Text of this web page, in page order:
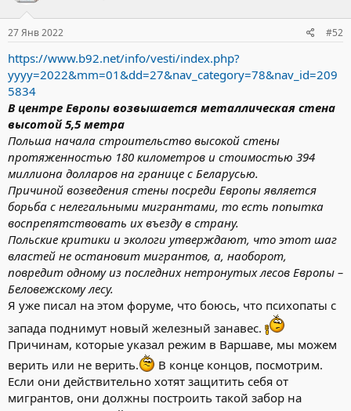
27 Янв 2022 #52
https://www.b92.net/info/vesti/index.php?
yyyy=2022&mm=01&dd=27&nav_category=78&nav_id=209
5834
В центре Европы возвышается металлическая стена
высотой 5,5 метра
Польша начала строительство высокой стены
протяженностью 180 километров и стоимостью 394
миллиона долларов на границе с Беларусью.
Причиной возведения стены посреди Европы является
борьба с нелегальными мигрантами, то есть попытка
воспрепятствовать их въезду в страну.
Польские критики и экологи утверждают, что этот шаг
властей не остановит мигрантов, а, наоборот,
повредит одному из последних нетронутых лесов Европы –
Беловежскому лесу.
Я уже писал на этом форуме, что боюсь, что психопаты с
запада поднимут новый железный занавес.
Причинам, которые указал режим в Варшаве, мы можем
верить или не верить.
В конце концов, посмотрим.
Если они действительно хотят защитить себя от
мигрантов, они должны построить такой забор на